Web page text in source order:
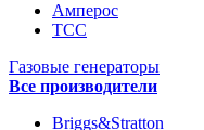
Амперос
ТСС
Газовые генераторы
Все производители
Briggs&Stratton